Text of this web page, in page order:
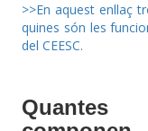
>>En aquest enllaç
quines són les
del CEESC.